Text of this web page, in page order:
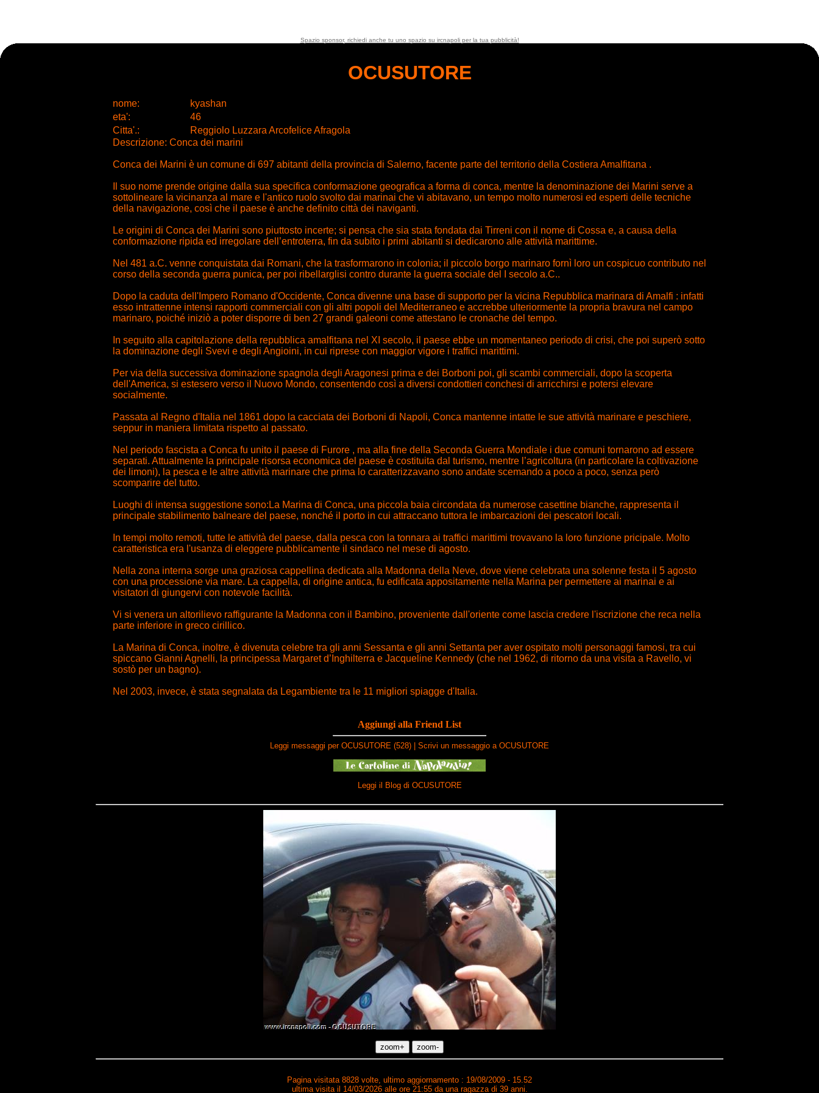
Spazio sponsor, richiedi anche tu uno spazio su ircnapoli per la tua pubblicità!
OCUSUTORE
nome:
kyashan
eta':
46
Citta'.:
Reggiolo Luzzara Arcofelice Afragola
Descrizione: Conca dei marini
Conca dei Marini è un comune di 697 abitanti della provincia di Salerno, facente parte del territorio della Costiera Amalfitana .
Il suo nome prende origine dalla sua specifica conformazione geografica a forma di conca, mentre la denominazione dei Marini serve a
sottolineare la vicinanza al mare e l'antico ruolo svolto dai marinai che vi abitavano, un tempo molto numerosi ed esperti delle tecniche
della navigazione, così che il paese è anche definito città dei naviganti.
Le origini di Conca dei Marini sono piuttosto incerte; si pensa che sia stata fondata dai Tirreni con il nome di Cossa e, a causa della
conformazione ripida ed irregolare dell’entroterra, fin da subito i primi abitanti si dedicarono alle attività marittime.
Nel 481 a.C. venne conquistata dai Romani, che la trasformarono in colonia; il piccolo borgo marinaro fornì loro un cospicuo contributo nel
corso della seconda guerra punica, per poi ribellarglisi contro durante la guerra sociale del I secolo a.C..
Dopo la caduta dell'Impero Romano d'Occidente, Conca divenne una base di supporto per la vicina Repubblica marinara di Amalfi : infatti
esso intrattenne intensi rapporti commerciali con gli altri popoli del Mediterraneo e accrebbe ulteriormente la propria bravura nel campo
marinaro, poiché iniziò a poter disporre di ben 27 grandi galeoni come attestano le cronache del tempo.
In seguito alla capitolazione della repubblica amalfitana nel XI secolo, il paese ebbe un momentaneo periodo di crisi, che poi superò sotto
la dominazione degli Svevi e degli Angioini, in cui riprese con maggior vigore i traffici marittimi.
Per via della successiva dominazione spagnola degli Aragonesi prima e dei Borboni poi, gli scambi commerciali, dopo la scoperta
dell'America, si estesero verso il Nuovo Mondo, consentendo così a diversi condottieri conchesi di arricchirsi e potersi elevare
socialmente.
Passata al Regno d'Italia nel 1861 dopo la cacciata dei Borboni di Napoli, Conca mantenne intatte le sue attività marinare e peschiere,
seppur in maniera limitata rispetto al passato.
Nel periodo fascista a Conca fu unito il paese di Furore , ma alla fine della Seconda Guerra Mondiale i due comuni tornarono ad essere
separati. Attualmente la principale risorsa economica del paese è costituita dal turismo, mentre l’agricoltura (in particolare la coltivazione
dei limoni), la pesca e le altre attività marinare che prima lo caratterizzavano sono andate scemando a poco a poco, senza però
scomparire del tutto.
Luoghi di intensa suggestione sono:La Marina di Conca, una piccola baia circondata da numerose casettine bianche, rappresenta il
principale stabilimento balneare del paese, nonché il porto in cui attraccano tuttora le imbarcazioni dei pescatori locali.
In tempi molto remoti, tutte le attività del paese, dalla pesca con la tonnara ai traffici marittimi trovavano la loro funzione pricipale. Molto
caratteristica era l'usanza di eleggere pubblicamente il sindaco nel mese di agosto.
Nella zona interna sorge una graziosa cappellina dedicata alla Madonna della Neve, dove viene celebrata una solenne festa il 5 agosto
con una processione via mare. La cappella, di origine antica, fu edificata appositamente nella Marina per permettere ai marinai e ai
visitatori di giungervi con notevole facilità.
Vi si venera un altorilievo raffigurante la Madonna con il Bambino, proveniente dall'oriente come lascia credere l'iscrizione che reca nella
parte inferiore in greco cirillico.
La Marina di Conca, inoltre, è divenuta celebre tra gli anni Sessanta e gli anni Settanta per aver ospitato molti personaggi famosi, tra cui
spiccano Gianni Agnelli, la principessa Margaret d’Inghilterra e Jacqueline Kennedy (che nel 1962, di ritorno da una visita a Ravello, vi
sostò per un bagno).
Nel 2003, invece, è stata segnalata da Legambiente tra le 11 migliori spiagge d'Italia.
Aggiungi alla Friend List
Leggi messaggi per OCUSUTORE (528) Scrivi un messaggio a OCUSUTORE
Leggi il Blog di OCUSUTORE
Pagina visitata 8828 volte, ultimo aggiornamento : 19/08/2009 - 15.52
ultima visita il 14/03/2026 alle ore 21:55 da una ragazza di 39 anni.